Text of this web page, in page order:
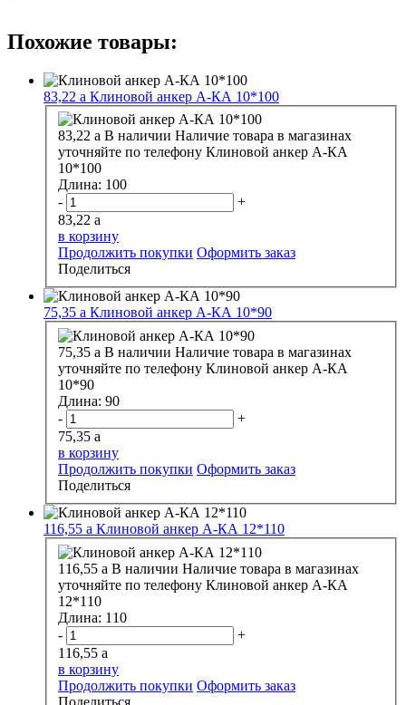
Похожие товары:
83,22 a Клиновой анкер А-КА 10*100
83,22 a В наличии Наличие товара в магазинах
уточняйте по телефону Клиновой анкер А-КА
10*100
Длина: 100
-
+
83,22 a
в корзину
Продолжить покупки Оформить заказ
Поделиться
75,35 a Клиновой анкер А-КА 10*90
75,35 a В наличии Наличие товара в магазинах
уточняйте по телефону Клиновой анкер А-КА
10*90
Длина: 90
-
+
75,35 a
в корзину
Продолжить покупки Оформить заказ
Поделиться
116,55 a Клиновой анкер А-КА 12*110
116,55 a В наличии Наличие товара в магазинах
уточняйте по телефону Клиновой анкер А-КА
12*110
Длина: 110
-
+
116,55 a
в корзину
Продолжить покупки Оформить заказ
Поделиться